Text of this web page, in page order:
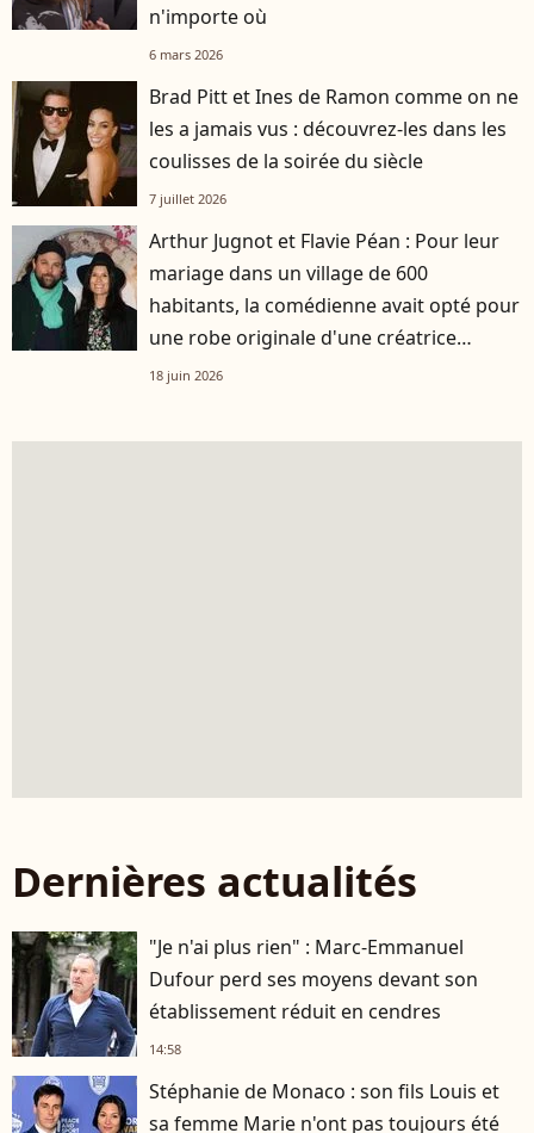
n'importe où
6 mars 2026
Brad Pitt et Ines de Ramon comme on ne
les a jamais vus : découvrez-les dans les
coulisses de la soirée du siècle
7 juillet 2026
Arthur Jugnot et Flavie Péan : Pour leur
mariage dans un village de 600
habitants, la comédienne avait opté pour
une robe originale d'une créatrice
française
18 juin 2026
Dernières actualités
"Je n'ai plus rien" : Marc-Emmanuel
Dufour perd ses moyens devant son
établissement réduit en cendres
14:58
Stéphanie de Monaco : son fils Louis et
sa femme Marie n'ont pas toujours été